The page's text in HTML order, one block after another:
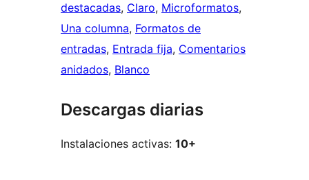
destacadas, Claro, Microformatos
Una columna, Formatos de
entradas, Entrada fija, Comentarios
anidados, Blanco
Descargas diarias
Instalaciones activas: 10+